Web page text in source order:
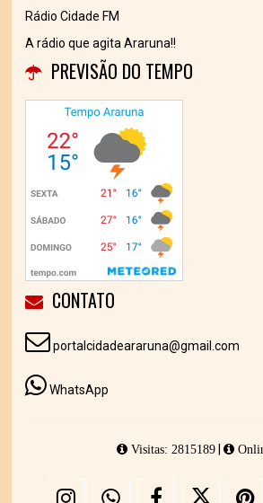
Rádio Cidade FM
A rádio que agita Araruna!!
PREVISÃO DO TEMPO
CONTATO
portalcidadeararuna@gmail.com
WhatsApp
Visitas: 2815189|